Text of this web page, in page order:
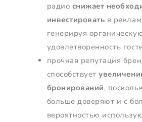
радио снижает
инвестировать в
генерируя
удовлетворенность
прочная репутация
способствует
бронирований,
больше доверяют и с
вероятностью